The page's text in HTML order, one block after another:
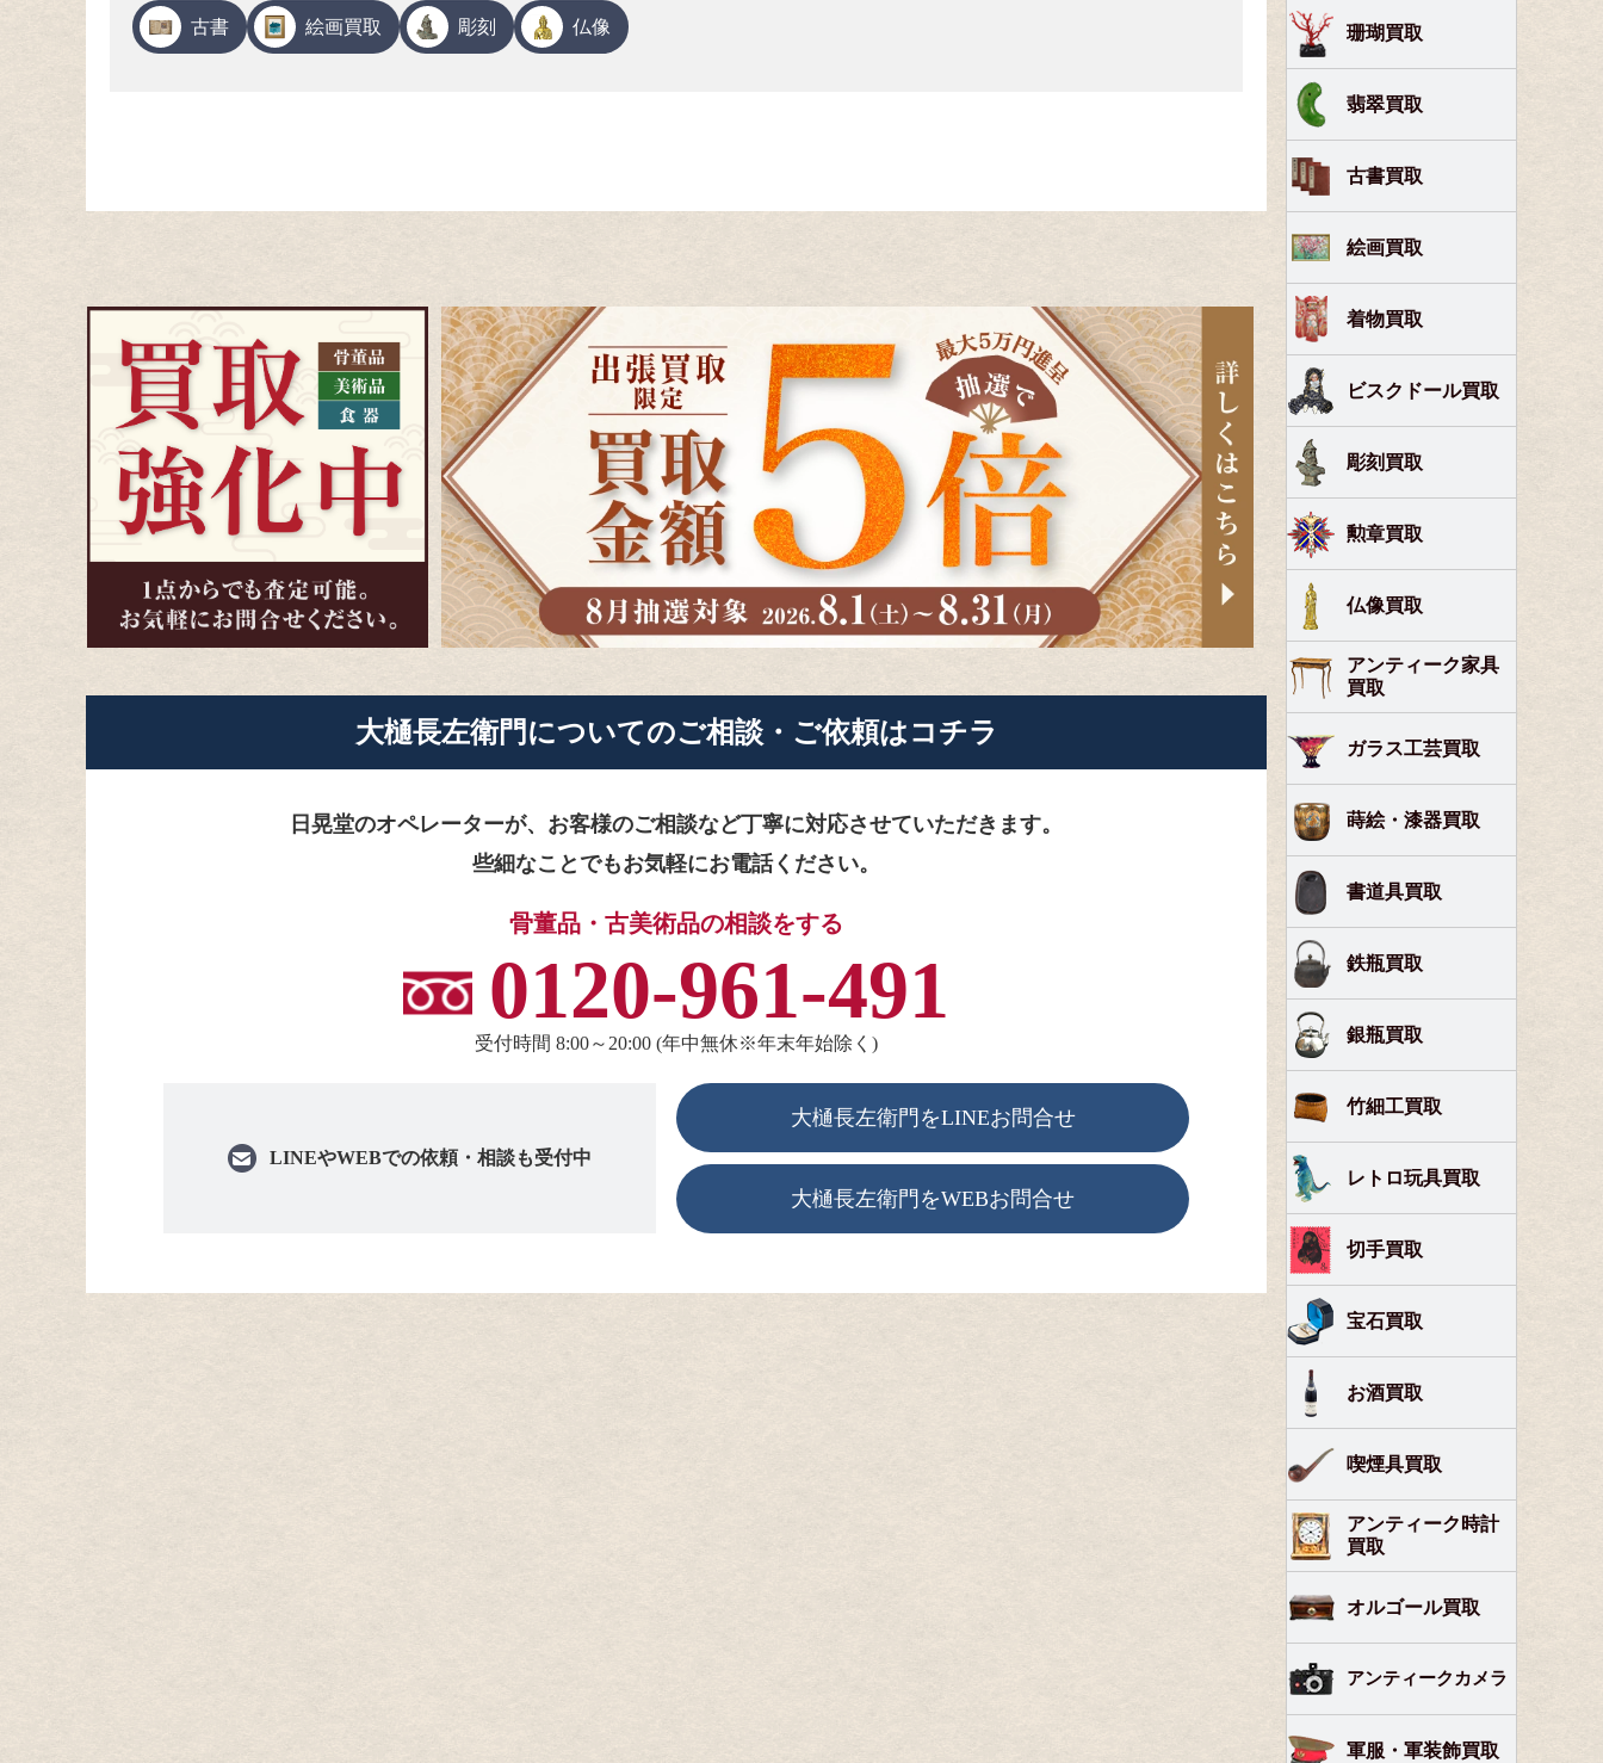
古書 絵画買取 彫刻 仏像
大樋長左衛門についてのご相談・ご依頼はコチラ
日晃堂のオペレーターが、お客様のご相談など丁寧に対応させていただきます。
些細なことでもお気軽にお電話ください。
骨董品・古美術品の相談をする
0120-961-491
受付時間 8:00～20:00 (年中無休※年末年始除く)
LINEやWEBでの依頼・相談も受付中
大樋長左衛門をLINEお問合せ
大樋長左衛門をWEBお問合せ
珊瑚買取
翡翠買取
古書買取
絵画買取
着物買取
ビスクドール買取
彫刻買取
勲章買取
仏像買取
アンティーク家具
買取
ガラス工芸買取
蒔絵・漆器買取
書道具買取
鉄瓶買取
銀瓶買取
竹細工買取
レトロ玩具買取
切手買取
宝石買取
お酒買取
喫煙具買取
アンティーク時計
買取
オルゴール買取
アンティークカメラ
軍服・軍装飾買取